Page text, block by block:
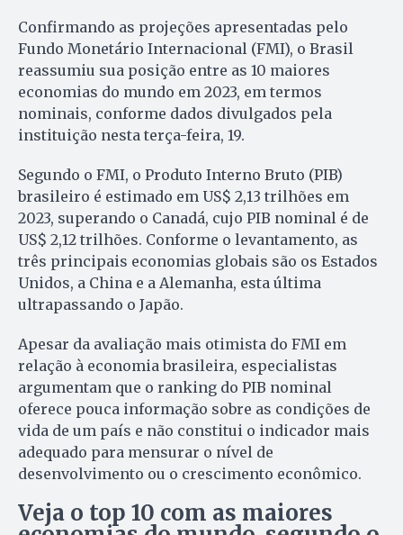
Confirmando as projeções apresentadas pelo
Fundo Monetário Internacional (FMI), o Brasil
reassumiu sua posição entre as 10 maiores
economias do mundo em 2023, em termos
nominais, conforme dados divulgados pela
instituição nesta terça-feira, 19.
Segundo o FMI, o Produto Interno Bruto (PIB)
brasileiro é estimado em US$ 2,13 trilhões em
2023, superando o Canadá, cujo PIB nominal é de
US$ 2,12 trilhões. Conforme o levantamento, as
três principais economias globais são os Estados
Unidos, a China e a Alemanha, esta última
ultrapassando o Japão.
Apesar da avaliação mais otimista do FMI em
relação à economia brasileira, especialistas
argumentam que o ranking do PIB nominal
oferece pouca informação sobre as condições de
vida de um país e não constitui o indicador mais
adequado para mensurar o nível de
desenvolvimento ou o crescimento econômico.
Veja o top 10 com as maiores